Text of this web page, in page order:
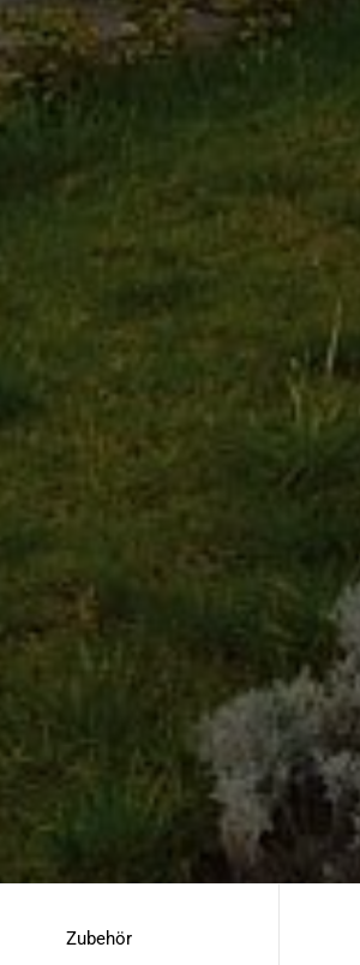
Zubehör